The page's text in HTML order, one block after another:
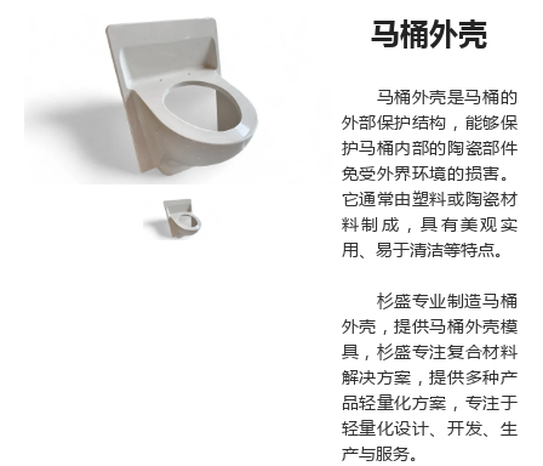
马桶外壳
马桶外壳是马桶的
外部保护结构，能够保
护马桶内部的陶瓷部件
免受外界环境的损害。
它通常由塑料或陶瓷材
料制成，具有美观实
用、易于清洁等特点。
杉盛专业制造马桶
外壳，提供马桶外壳模
具，杉盛专注复合材料
解决方案，提供多种产
品轻量化方案，专注于
轻量化设计、开发、生
产与服务。